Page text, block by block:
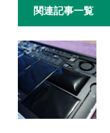
関連記事一覧